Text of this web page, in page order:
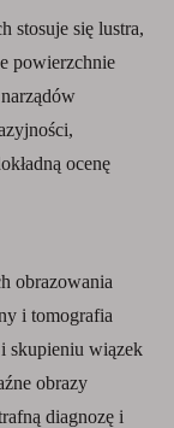
stosuje się lustra,
powierzchnie
ocenę
obrazowania
i tomografia
skupieniu wiązek
obrazy
diagnozę i